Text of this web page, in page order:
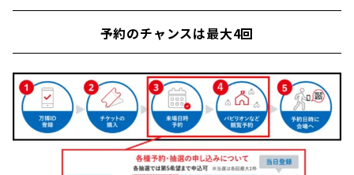
予約のチャンスは最大4回